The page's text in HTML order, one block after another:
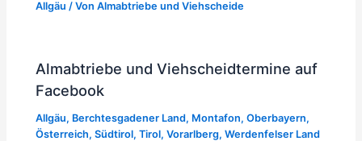
Allgäu / VonAlmabtriebe und Viehscheide
Almabtriebe und Viehscheidtermine auf
Facebook
Allgäu, Berchtesgadener Land, Montafon,Oberbayern,
Österreich,Südtirol,Tirol,Vorarlberg,Werdenfelser Land